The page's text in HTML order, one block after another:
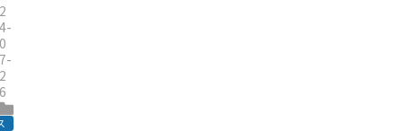
2
4-
0
7-
2
6